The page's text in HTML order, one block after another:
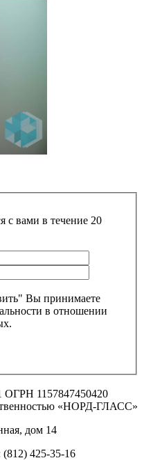
с вами в течение 20
Вы принимаете
в отношении
1157847450420
«НОРД-ГЛАСС»
дом 14
425-35-16